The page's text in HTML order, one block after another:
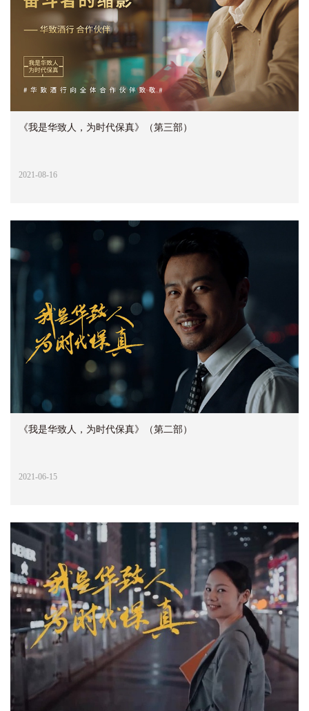
《我是华致人，为时代保真》（第三部）
2021-08-16
《我是华致人，为时代保真》（第二部）
2021-06-15